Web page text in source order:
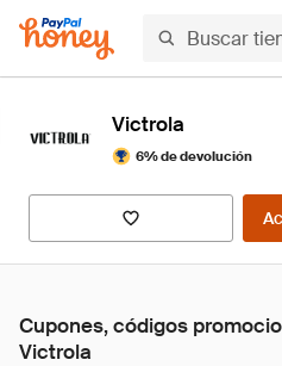
Victrola
6% de devolución
Cupones, códigos
Victrola